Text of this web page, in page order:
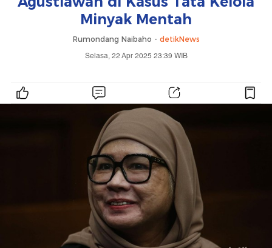
Minyak Mentah
Rumondang Naibaho - detikNews
Selasa, 22 Apr 2025 23:39 WIB